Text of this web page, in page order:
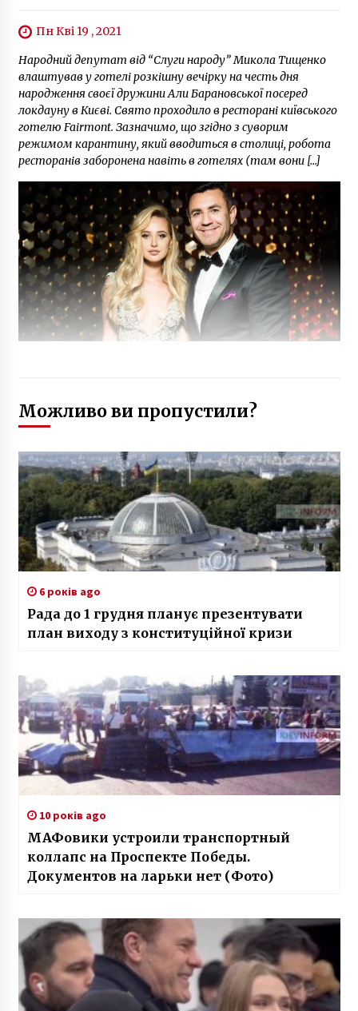
Пн Кві 19 , 2021
Народний депутат від “Слуги народу” Микола Тищенко
влаштував у готелі розкішну вечірку на честь дня
народження своєї дружини Али Барановської посеред
локдауну в Києві. Свято проходило в ресторані київського
готелю Fairmont. Зазначимо, що згідно з суворим
режимом карантину, який вводиться в столиці, робота
ресторанів заборонена навіть в готелях (там вони […]
Можливо ви пропустили?
6 років ago
Рада до 1 грудня планує презентувати
план виходу з конституційної кризи
10 років ago
МАФовики устроили транспортный
коллапс на Проспекте Победы.
Документов на ларьки нет (Фото)